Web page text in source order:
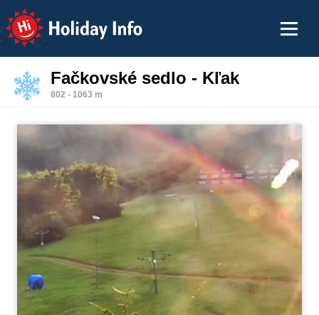
Holiday Info
Fačkovské sedlo - Kľak
802 - 1063 m